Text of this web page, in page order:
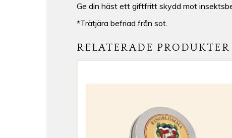
Ge din häst ett giftfritt skydd mot
*Trätjära befriad från sot.
RELATERADE PRODUKTER